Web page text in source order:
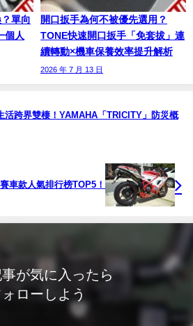
單向
個人
開口扳手為何不被優先選用？
TONE快速開口扳手「免套拔」連
續轉動×機車保養效率提升解析
2026 年 7 月 13 日
活跨界雙棲！YAMAHA「TRICITY」防災概
車款人氣排行榜TOP5！
が気に入ったら
ォローしよう